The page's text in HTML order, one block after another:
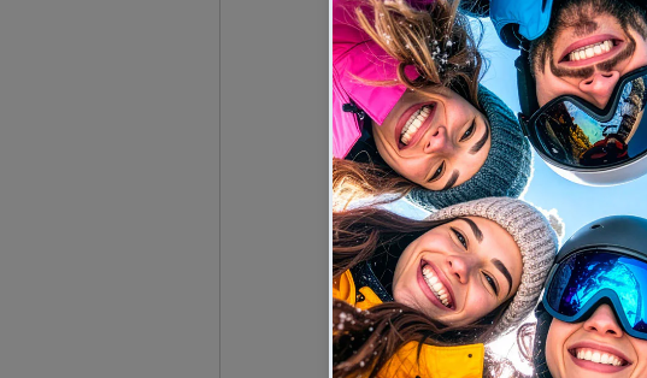
Luz-Saint-Sauveur, Luz Ardiden
dinámicos de la cordillera.
Un Line-up de infarto y el sello
Nacido de la colaboración entre la
& Oli), el certamen presenta una
leyenda del synthwave francés; Bon
maestros del Groove; y Feder, el
culminará con sesiones de DJ y
Experiencia 360º: Del esquí al
El festival propone un concepto
pistas de Luz Ardiden, divididos en